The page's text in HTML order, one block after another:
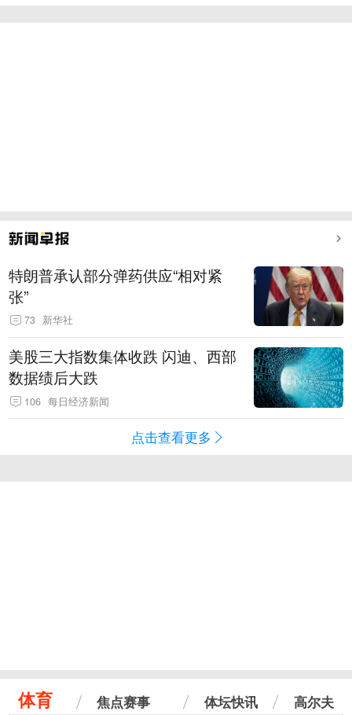
特朗普承认部分弹药供应“相对紧
张”
73 新华社
美股三大指数集体收跌 闪迪、西部
数据绩后大跌
106 每日经济新闻
点击查看更多
体育 焦点赛事 体坛快讯 高尔夫